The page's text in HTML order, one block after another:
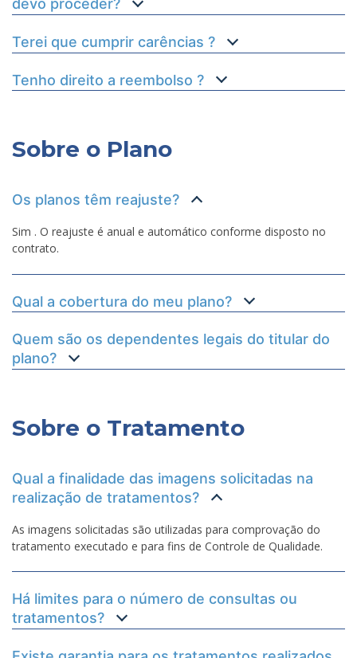
devo proceder?
Terei que cumprir carências ?
Tenho direito a reembolso ?
Sobre o Plano
Os planos têm reajuste?
Sim . O reajuste é anual e automático conforme disposto no
contrato.
Qual a cobertura do meu plano?
Quem são os dependentes legais do titular do
plano?
Sobre o Tratamento
Qual a finalidade das imagens solicitadas na
realização de tratamentos?
As imagens solicitadas são utilizadas para comprovação do
tratamento executado e para fins de Controle de Qualidade.
Há limites para o número de consultas ou
tratamentos?